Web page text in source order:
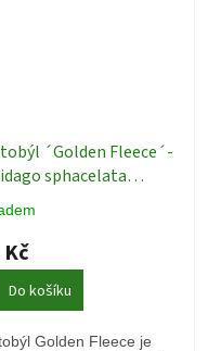
´Golden Fleece´-
sphacelata
Do košíku
Golden Fleece je